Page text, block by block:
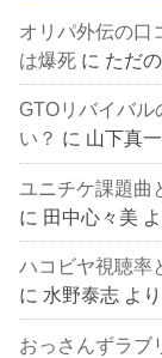
オリパ外伝の口
は爆死 に ただ
GTOリバイバル
い？ に 山下真一
ユニチケ課題曲
に 田中心々美
ハコビヤ視聴率
に 水野泰志 より
おっさんずラブ